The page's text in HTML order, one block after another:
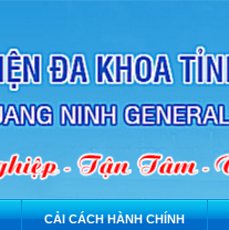
CẢI CÁCH HÀNH CHÍNH